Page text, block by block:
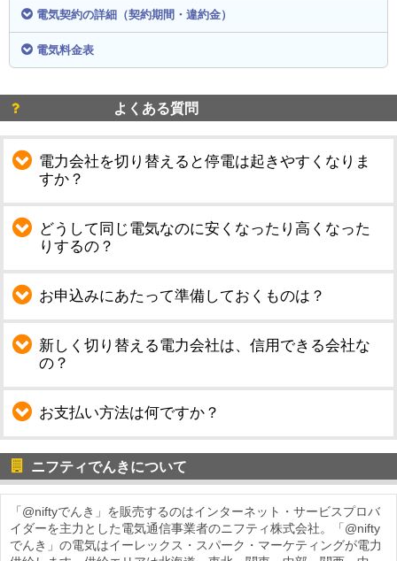
電気契約の詳細（契約期間・違約金）
電気料金表
よくある質問
電力会社を切り替えると停電は起きやすくなりま
すか？
どうして同じ電気なのに安くなったり高くなった
りするの？
お申込みにあたって準備しておくものは？
新しく切り替える電力会社は、信用できる会社な
の？
お支払い方法は何ですか？
ニフティでんきについて
「@niftyでんき」を販売するのはインターネット・サービスプロバ
イダーを主力とした電気通信事業者のニフティ株式会社。「@nifty
でんき」の電気はイーレックス・スパーク・マーケティングが電力